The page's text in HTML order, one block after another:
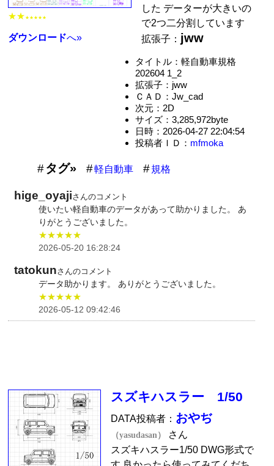
★★ ★★★★★
ダウンロードへ»
した データーが大きいの
で2つ二分割しています
拡張子： jww
タイトル：軽自動車規格
202604 1_2
拡張子：jww
ＣＡＤ：Jw_cad
次元：2D
サイズ：3,285,972byte
日時：2026-04-27 22:04:54
投稿者ＩＤ： mfmoka
タグ» 軽自動車 規格
hige_oyajiさんのコメント
使いたい軽自動車のデータがあって助かりました。 あ
りがとうございました。
★★★★★
2026-05-20 16:28:24
tatokunさんのコメント
データ助かります。 ありがとうございました。
★★★★★
2026-05-12 09:42:46
スズキハスラー 1/50
DATA投稿者： おやぢ
（yasudasan）
さん
スズキハスラー1/50 DWG形式で